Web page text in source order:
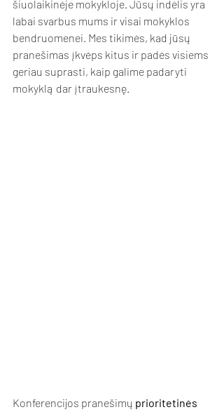
šiuolaikinėje mokykloje. Jūsų indėlis yra
labai svarbus mums ir visai mokyklos
bendruomenei. Mes tikimės, kad jūsų
pranešimas įkvėps kitus ir padės visiems
geriau suprasti, kaip galime padaryti
mokyklą dar įtraukesnę.
Konferencijos pranešimų prioritetinės